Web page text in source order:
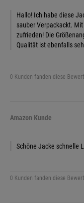
Hallo! Ich habe diese
sauber Verpackackt.
zufrieden! Die
Qualität ist ebenfalls
0 Kunden fanden diese
Amazon Kunde
Schöne Jacke schnelle
0 Kunden fanden diese